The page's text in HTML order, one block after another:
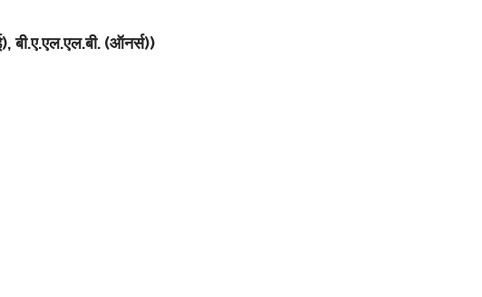
बी.ए.एल.एल.बी. (ऑनर्स))